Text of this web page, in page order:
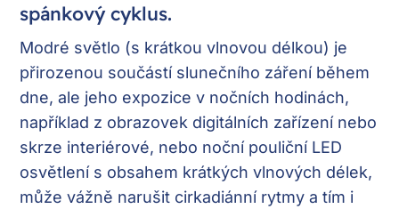
spánkový cyklus.
Modré světlo (s krátkou vlnovou délkou) je
přirozenou součástí slunečního záření během
dne, ale jeho expozice v nočních hodinách,
například z obrazovek digitálních zařízení nebo
skrze interiérové, nebo noční pouliční LED
osvětlení s obsahem krátkých vlnových délek,
může vážně narušit cirkadiánní rytmy a tím i